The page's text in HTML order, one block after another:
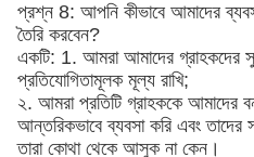
প্রশ্ন 8: আপনি কীভাবে আমাদের
তৈরি করবেন?
একটি: 1. আমরা আমাদের গ্রাহকদের
প্রতিযোগিতামূলক মূল্য রাখি;
২. আমরা প্রতিটি গ্রাহককে আমাদের
আন্তরিকভাবে ব্যবসা করি এবং তাদের
তারা কোথা থেকে আসুক না কেন।